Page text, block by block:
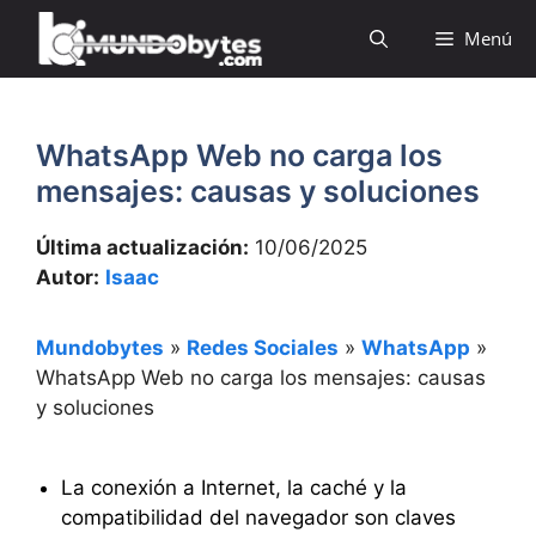
Saltar
contenido
Menú
WhatsApp Web no carga los
mensajes: causas y soluciones
Última actualización: 10/06/2025
Autor: Isaac
Mundobytes » Redes Sociales » WhatsApp »
WhatsApp Web no carga los mensajes: causas
y soluciones
La conexión a Internet, la caché y la
compatibilidad del navegador son claves